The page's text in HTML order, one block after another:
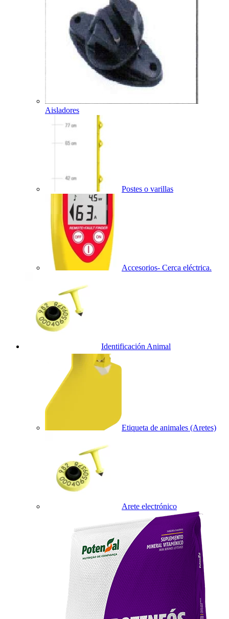
Aisladores
Postes o varillas
Accesorios- Cerca eléctrica.
Identificación Animal
Etiqueta de animales (Aretes)
Arete electrónico